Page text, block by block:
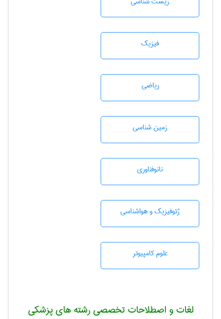
فیزیک
رياضی
زمين شناسی
نانوفناوری
ژئوفيزيك و هواشناسی
علوم کامپیوتر
لغات و اصطلاحات تخصصی رشته های پزشکی